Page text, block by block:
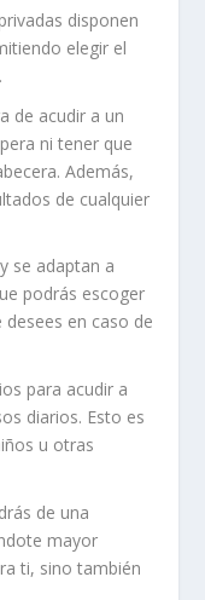
disponen
elegir el
de acudir a un
ni tener que
Además,
de cualquier
se adaptan a
podrás escoger
en caso de
para acudir a
diarios. Esto es
u otras
de una
mayor
ti, sino también